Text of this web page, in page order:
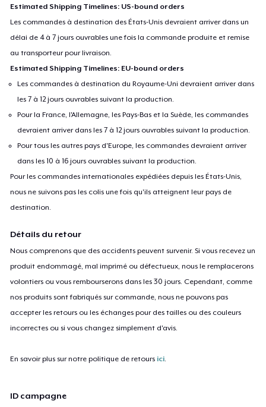
Estimated Shipping Timelines: US-bound orders
Les commandes à destination des États-Unis devraient arriver dans un
délai de 4 à 7 jours ouvrables une fois la commande produite et remise
au transporteur pour livraison.
Estimated Shipping Timelines: EU-bound orders
Les commandes à destination du Royaume-Uni devraient arriver dans
les 7 à 12 jours ouvrables suivant la production.
Pour la France, l'Allemagne, les Pays-Bas et la Suède, les commandes
devraient arriver dans les 7 à 12 jours ouvrables suivant la production.
Pour tous les autres pays d'Europe, les commandes devraient arriver
dans les 10 à 16 jours ouvrables suivant la production.
Pour les commandes internationales expédiées depuis les États-Unis,
nous ne suivons pas les colis une fois qu'ils atteignent leur pays de
destination.
Détails du retour
Nous comprenons que des accidents peuvent survenir. Si vous recevez un
produit endommagé, mal imprimé ou défectueux, nous le remplacerons
volontiers ou vous rembourserons dans les 30 jours. Cependant, comme
nos produits sont fabriqués sur commande, nous ne pouvons pas
accepter les retours ou les échanges pour des tailles ou des couleurs
incorrectes ou si vous changez simplement d'avis.
En savoir plus sur notre politique de retours ici
ID campagne